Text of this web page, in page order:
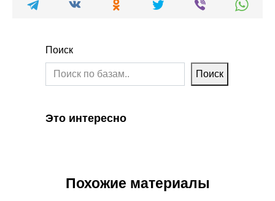
Поиск
Поиск
Это интересно
Похожие материалы